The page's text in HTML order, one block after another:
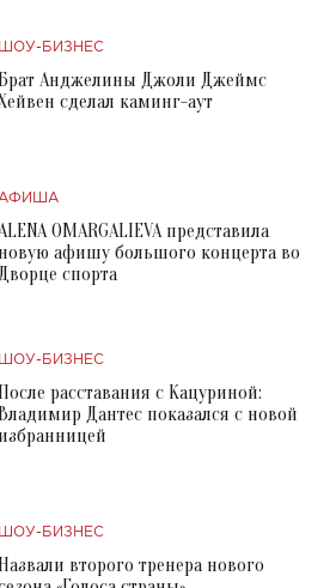
ШОУ-БИЗНЕС
Брат Анджелины Джоли Джеймс
сделал каминг-аут
OMARGALIEVA представила
новую афишу большого концерта во
спорта
ШОУ-БИЗНЕС
После расставания с Кацуриной:
Владимир Дантес показался с новой
избранницей
ШОУ-БИЗНЕС
Назвали второго тренера нового